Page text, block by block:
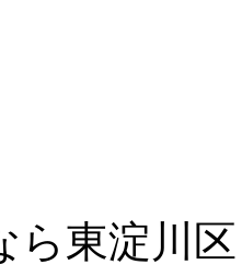
ら東淀